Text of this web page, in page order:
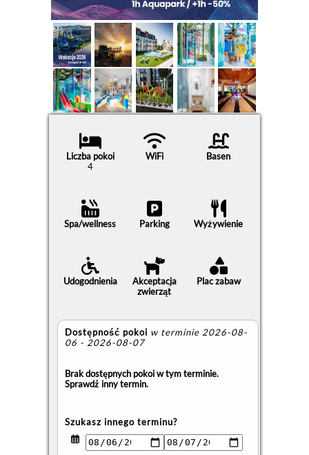
Liczba pokoi
4
WiFi Basen
Spa/wellness Parking Wyżywienie
Udogodnienia
Akceptacja
zwierząt
Plac zabaw
Dostępność pokoi w terminie 2026-08-
06 - 2026-08-07
Brak dostępnych pokoi w tym terminie.
Sprawdź inny termin.
Szukasz innego terminu?